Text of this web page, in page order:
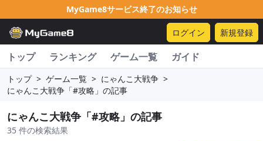
MyGame8サービス終了のお知らせ
ログイン 新規登録
トップ ランキング ゲーム一覧 ガイド
トップ > ゲーム一覧 > にゃんこ大戦争 >
にゃんこ大戦争「#攻略」の記事
にゃんこ大戦争「#攻略」の記事
35 件の検索結果